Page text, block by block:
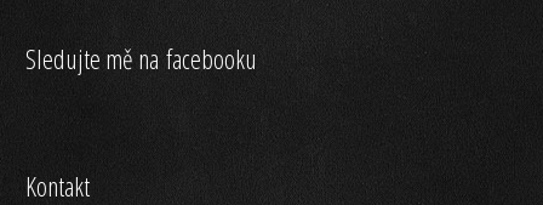
Sledujte mě na facebooku
Kontakt